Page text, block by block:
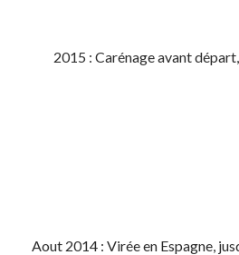
2015 : Carénage avant
Aout 2014 : Virée en Espagne,